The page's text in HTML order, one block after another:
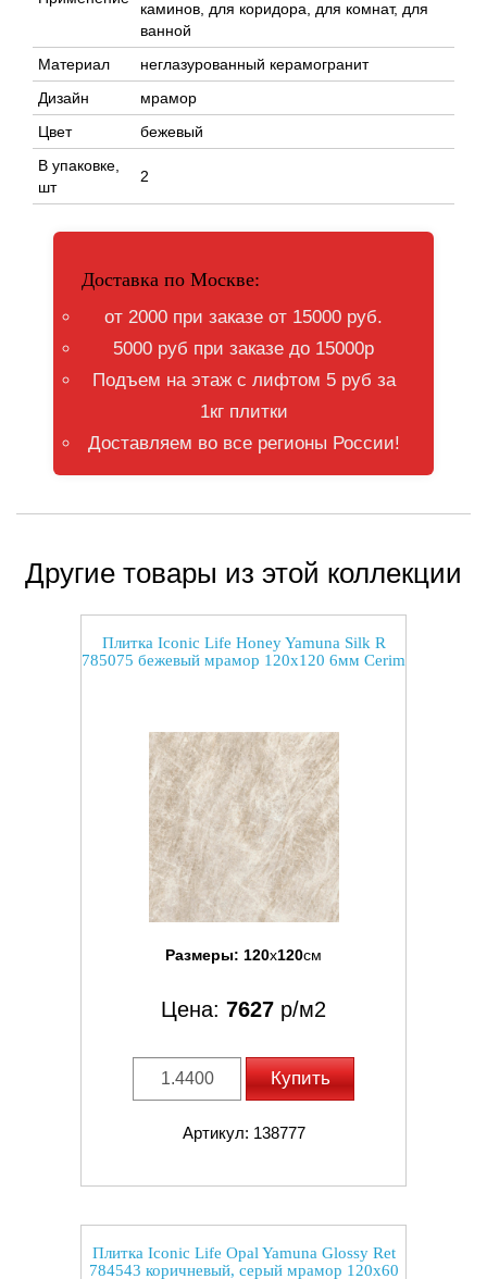
каминов, для коридора, для комнат, для
ванной
Материал
неглазурованный керамогранит
Дизайн
мрамор
Цвет
бежевый
В упаковке,
шт
2
Доставка по Москве:
от 2000 при заказе от 15000 руб.
5000 руб при заказе до 15000р
Подъем на этаж с лифтом 5 руб за
1кг плитки
Доставляем во все регионы России!
Другие товары из этой коллекции
Плитка Iconic Life Honey Yamuna Silk R
785075 бежевый мрамор 120x120 6мм Cerim
Размеры: 120x120см
Цена: 7627 р/м2
Купить
Артикул: 138777
Плитка Iconic Life Opal Yamuna Glossy Ret
784543 коричневый, серый мрамор 120x60